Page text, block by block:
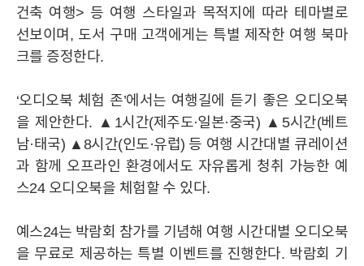
YES24
BRAND
IR 공시정보 주가정보 IR자료실 IR공지사항
MEDIA
건축 여행> 등 여행 스타일과 목적지에 따라 테마별로
선보이며, 도서 구매 고객에게는 특별 제작한 여행 북마
크를 증정한다.
‘오디오북 체험 존’에서는 여행길에 듣기 좋은 오디오북
을 제안한다. ▲1시간(제주도·일본·중국) ▲5시간(베트
남·태국) ▲8시간(인도·유럽) 등 여행 시간대별 큐레이션
과 함께 오프라인 환경에서도 자유롭게 청취 가능한 예
스24 오디오북을 체험할 수 있다.
예스24는 박람회 참가를 기념해 여행 시간대별 오디오북
을 무료로 제공하는 특별 이벤트를 진행한다. 박람회 기